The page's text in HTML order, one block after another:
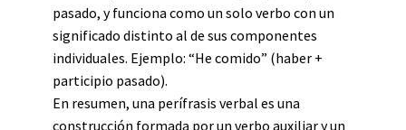
pasado, y funciona como un solo verbo con un
significado distinto al de sus componentes
individuales. Ejemplo: “He comido” (haber +
participio pasado).
En resumen, una perífrasis verbal es una
construcción formada por un verbo auxiliar y un